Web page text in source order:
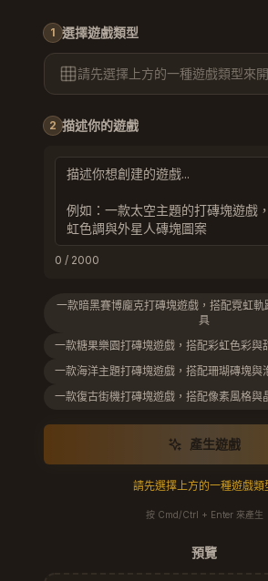
1 選擇遊戲類型
請先選擇上方的一種遊戲類型來
2 描述你的遊戲
0 / 2000
一款暗黑賽博龐克打磚塊遊戲，搭配霓虹
具
一款糖果樂園打磚塊遊戲，搭配彩虹色彩與
一款海洋主題打磚塊遊戲，搭配珊瑚磚塊與
一款復古街機打磚塊遊戲，搭配像素風格與
產生遊戲
請先選擇上方的一種遊戲類
按 Cmd/Ctrl + Enter 來產生
預覽